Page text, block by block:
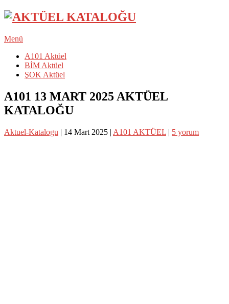
Menü
A101 Aktüel
BİM Aktüel
ŞOK Aktüel
A101 13 MART 2025 AKTÜEL
KATALOĞU
Aktuel-Katalogu | 14 Mart 2025 | A101 AKTÜEL | 5 yorum